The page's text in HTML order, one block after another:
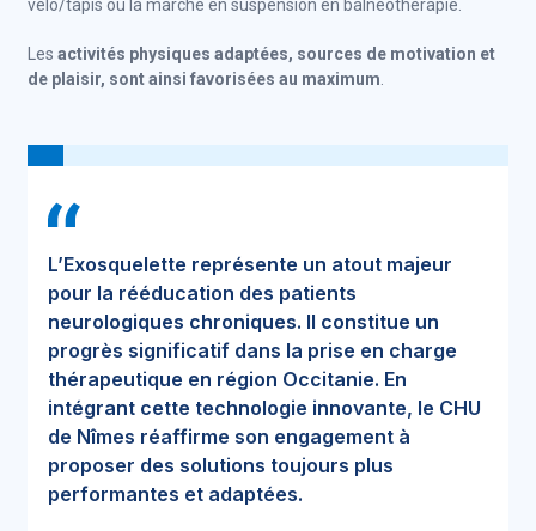
vélo/tapis ou la marche en suspension en balnéothérapie.
Les activités physiques adaptées, sources de motivation et
de plaisir, sont ainsi favorisées au maximum.
L’Exosquelette représente un atout majeur
pour la rééducation des patients
neurologiques chroniques. Il constitue un
progrès significatif dans la prise en charge
thérapeutique en région Occitanie. En
intégrant cette technologie innovante, le CHU
de Nîmes réaffirme son engagement à
proposer des solutions toujours plus
performantes et adaptées.